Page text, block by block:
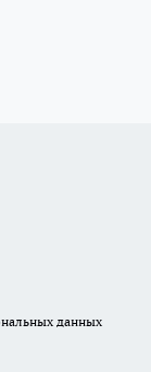
данных